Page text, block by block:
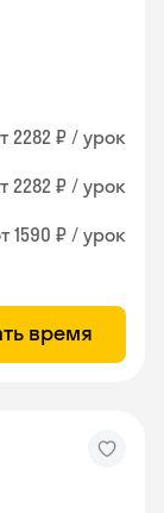
2282 ₽ / урок
2282 ₽ / урок
1590 ₽ / урок
время